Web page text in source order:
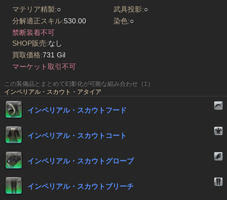
マテリア精製:○ 武具投影:○
分解適正スキル:530.00 染色:○
禁断装着不可
SHOP販売:なし
買取価格:731 Gil
マーケット取引不可
この装備品とまとめて幻影化が可能な組み合わせ（1）
インペリアル・スカウト・アタイア
インペリアル・スカウトフード
インペリアル・スカウトコート
インペリアル・スカウトグローブ
インペリアル・スカウトブリーチ